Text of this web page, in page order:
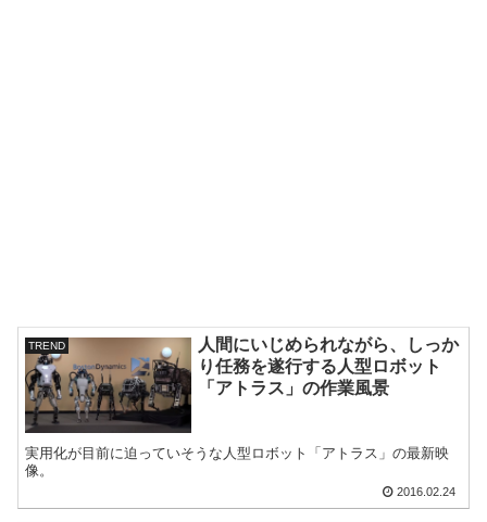
TREND
人間にいじめられながら、しっか
り任務を遂行する人型ロボット
「アトラス」の作業風景
実用化が目前に迫っていそうな人型ロボット「アトラス」の最新映
像。
2016.02.24